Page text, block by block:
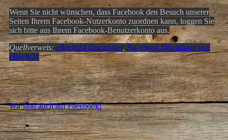
Wenn Sie nicht wünschen, dass Facebook den Besuch unserer
Seiten Ihrem Facebook-Nutzerkonto zuordnen kann, loggen Sie
sich bitte aus Ihrem Facebook-Benutzerkonto aus.
Quellverweis: eRecht24 Disclaimer, Facebook Disclaimer von
eRecht24
Wir sind auch auf Facebook!